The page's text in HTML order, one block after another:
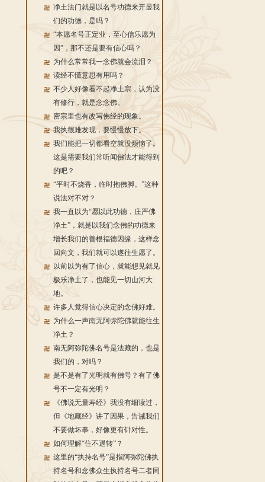
净土法门就是以名号功德来开显我
们的功德，是吗？
“本愿名号正定业，至心信乐愿为
因”，那不还是要有信心吗？
为什么常常我一念佛就会流泪？
读经不懂意思有用吗？
不少人好像看不起净土宗，认为没
有修行，就是念念佛。
密宗里也有改写佛经的现象。
我执很难发现，要慢慢放下。
我们能把一切都看空就没烦恼了。
这是需要我们常听闻佛法才能得到
的吧？
“平时不烧香，临时抱佛脚。”这种
说法对不对？
我一直以为“愿以此功德，庄严佛
净土”，就是以我们念佛的功德来
增长我们的善根福德因缘，这样念
回向文，我们就可以遂往生愿了。
以前以为有了信心，就能想见就见
极乐净土了，也能见一切山河大
地。
许多人觉得信心决定的念佛好难。
为什么一声南无阿弥陀佛就能往生
净土？
南无阿弥陀佛名号是法藏的，也是
我们的，对吗？
是不是有了光明就有佛号？有了佛
号不一定有光明？
《佛说无量寿经》我没有细读过，
但《地藏经》讲了因果，告诫我们
不要做坏事，好像更有针对性。
如何理解“住不退转”？
这里的“执持名号”是指阿弥陀佛执
持名号和念佛众生执持名号二者同